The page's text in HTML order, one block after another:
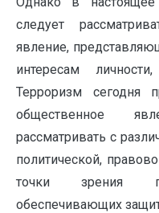
следует
явление,
интересам
Терроризм сегодня
общественное
рассматривать с
политической,
точки зрения
обеспечивающих